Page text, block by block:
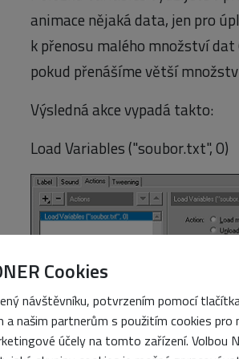
Cookies
návštěvníku, potvrzením pomocí
a našim partnerům s použitím cookies pro
účely na tomto zařízení. Volbou
animace nějaká data, jen pro
k přenosu malého množství dat
pokud přenášíme větší
Výsledná akce vypadá takto:
Load Variables ("soubor.txt", 0)